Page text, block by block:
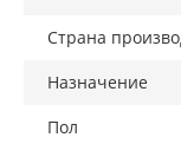
Страна
Назначение
Пол